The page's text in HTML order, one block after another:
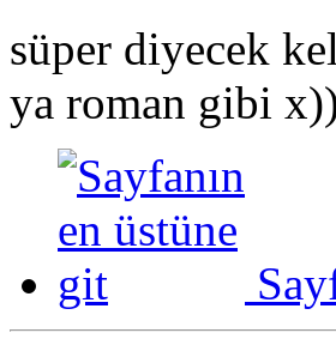
süper diyecek
ya roman gibi